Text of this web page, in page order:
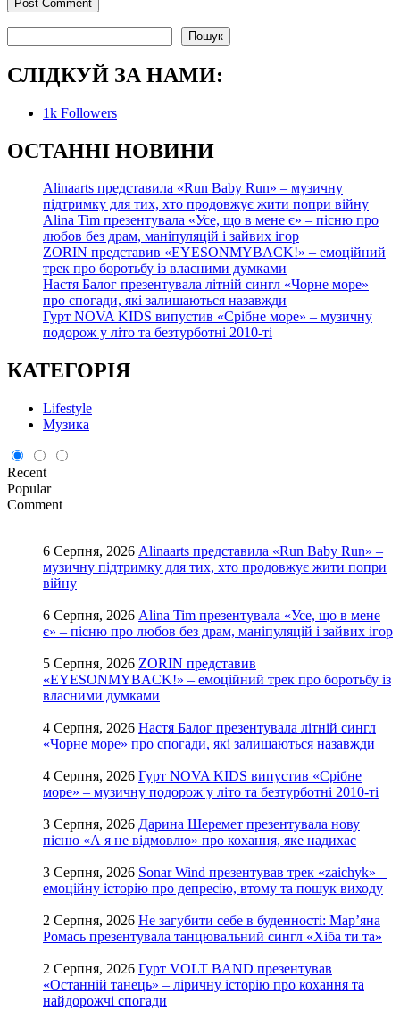
Пошук
СЛІДКУЙ ЗА НАМИ:
1k Followers
ОСТАННІ НОВИНИ
Alinaarts представила «Run Baby Run» – музичну
підтримку для тих, хто продовжує жити попри війну
Alina Tim презентувала «Усе, що в мене є» – пісню про
любов без драм, маніпуляцій і зайвих ігор
ZORIN представив «EYESONMYBACK!» – емоційний
трек про боротьбу із власними думками
Настя Балог презентувала літній сингл «Чорне море»
про спогади, які залишаються назавжди
Гурт NOVA KIDS випустив «Срібне море» – музичну
подорож у літо та безтурботні 2010-ті
КАТЕГОРІЯ
Lifestyle
Музика
Recent
Popular
Comment
6 Серпня, 2026 Alinaarts представила «Run Baby Run» –
музичну підтримку для тих, хто продовжує жити попри
війну
6 Серпня, 2026 Alina Tim презентувала «Усе, що в мене
є» – пісню про любов без драм, маніпуляцій і зайвих ігор
5 Серпня, 2026 ZORIN представив
«EYESONMYBACK!» – емоційний трек про боротьбу із
власними думками
4 Серпня, 2026 Настя Балог презентувала літній сингл
«Чорне море» про спогади, які залишаються назавжди
4 Серпня, 2026 Гурт NOVA KIDS випустив «Срібне
море» – музичну подорож у літо та безтурботні 2010-ті
3 Серпня, 2026 Дарина Шеремет презентувала нову
пісню «А я не відмовлю» про кохання, яке надихає
3 Серпня, 2026 Sonar Wind презентував трек «zaichyk» –
емоційну історію про депресію, втому та пошук виходу
2 Серпня, 2026 Не загубити себе в буденності: Мар’яна
Ромась презентувала танцювальний сингл «Хіба ти та»
2 Серпня, 2026 Гурт VOLT BAND презентував
«Останній танець» – ліричну історію про кохання та
найдорожчі спогади